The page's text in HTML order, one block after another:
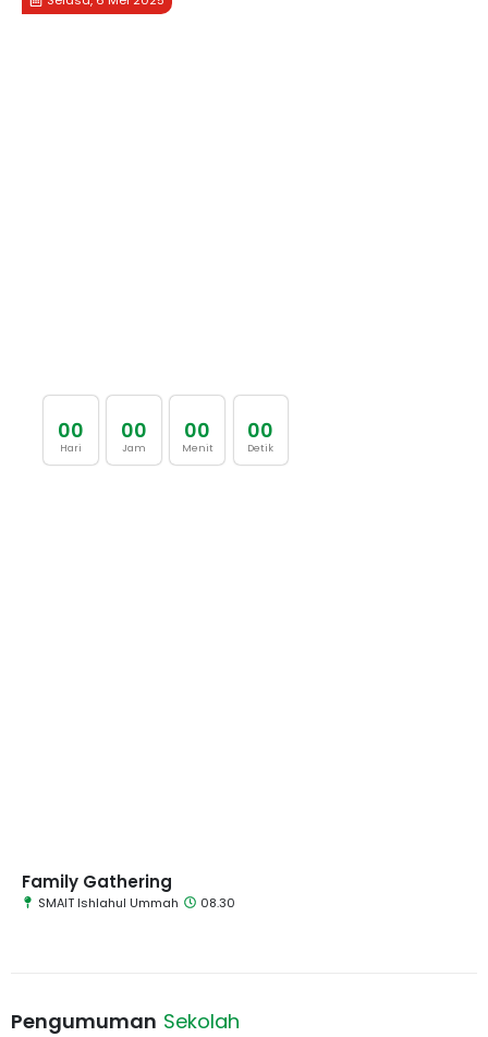
Family Gathering
SMAIT Ishlahul Ummah 08.30
00
Hari
00
Jam
00
Menit
00
Detik
Pengumuman Sekolah